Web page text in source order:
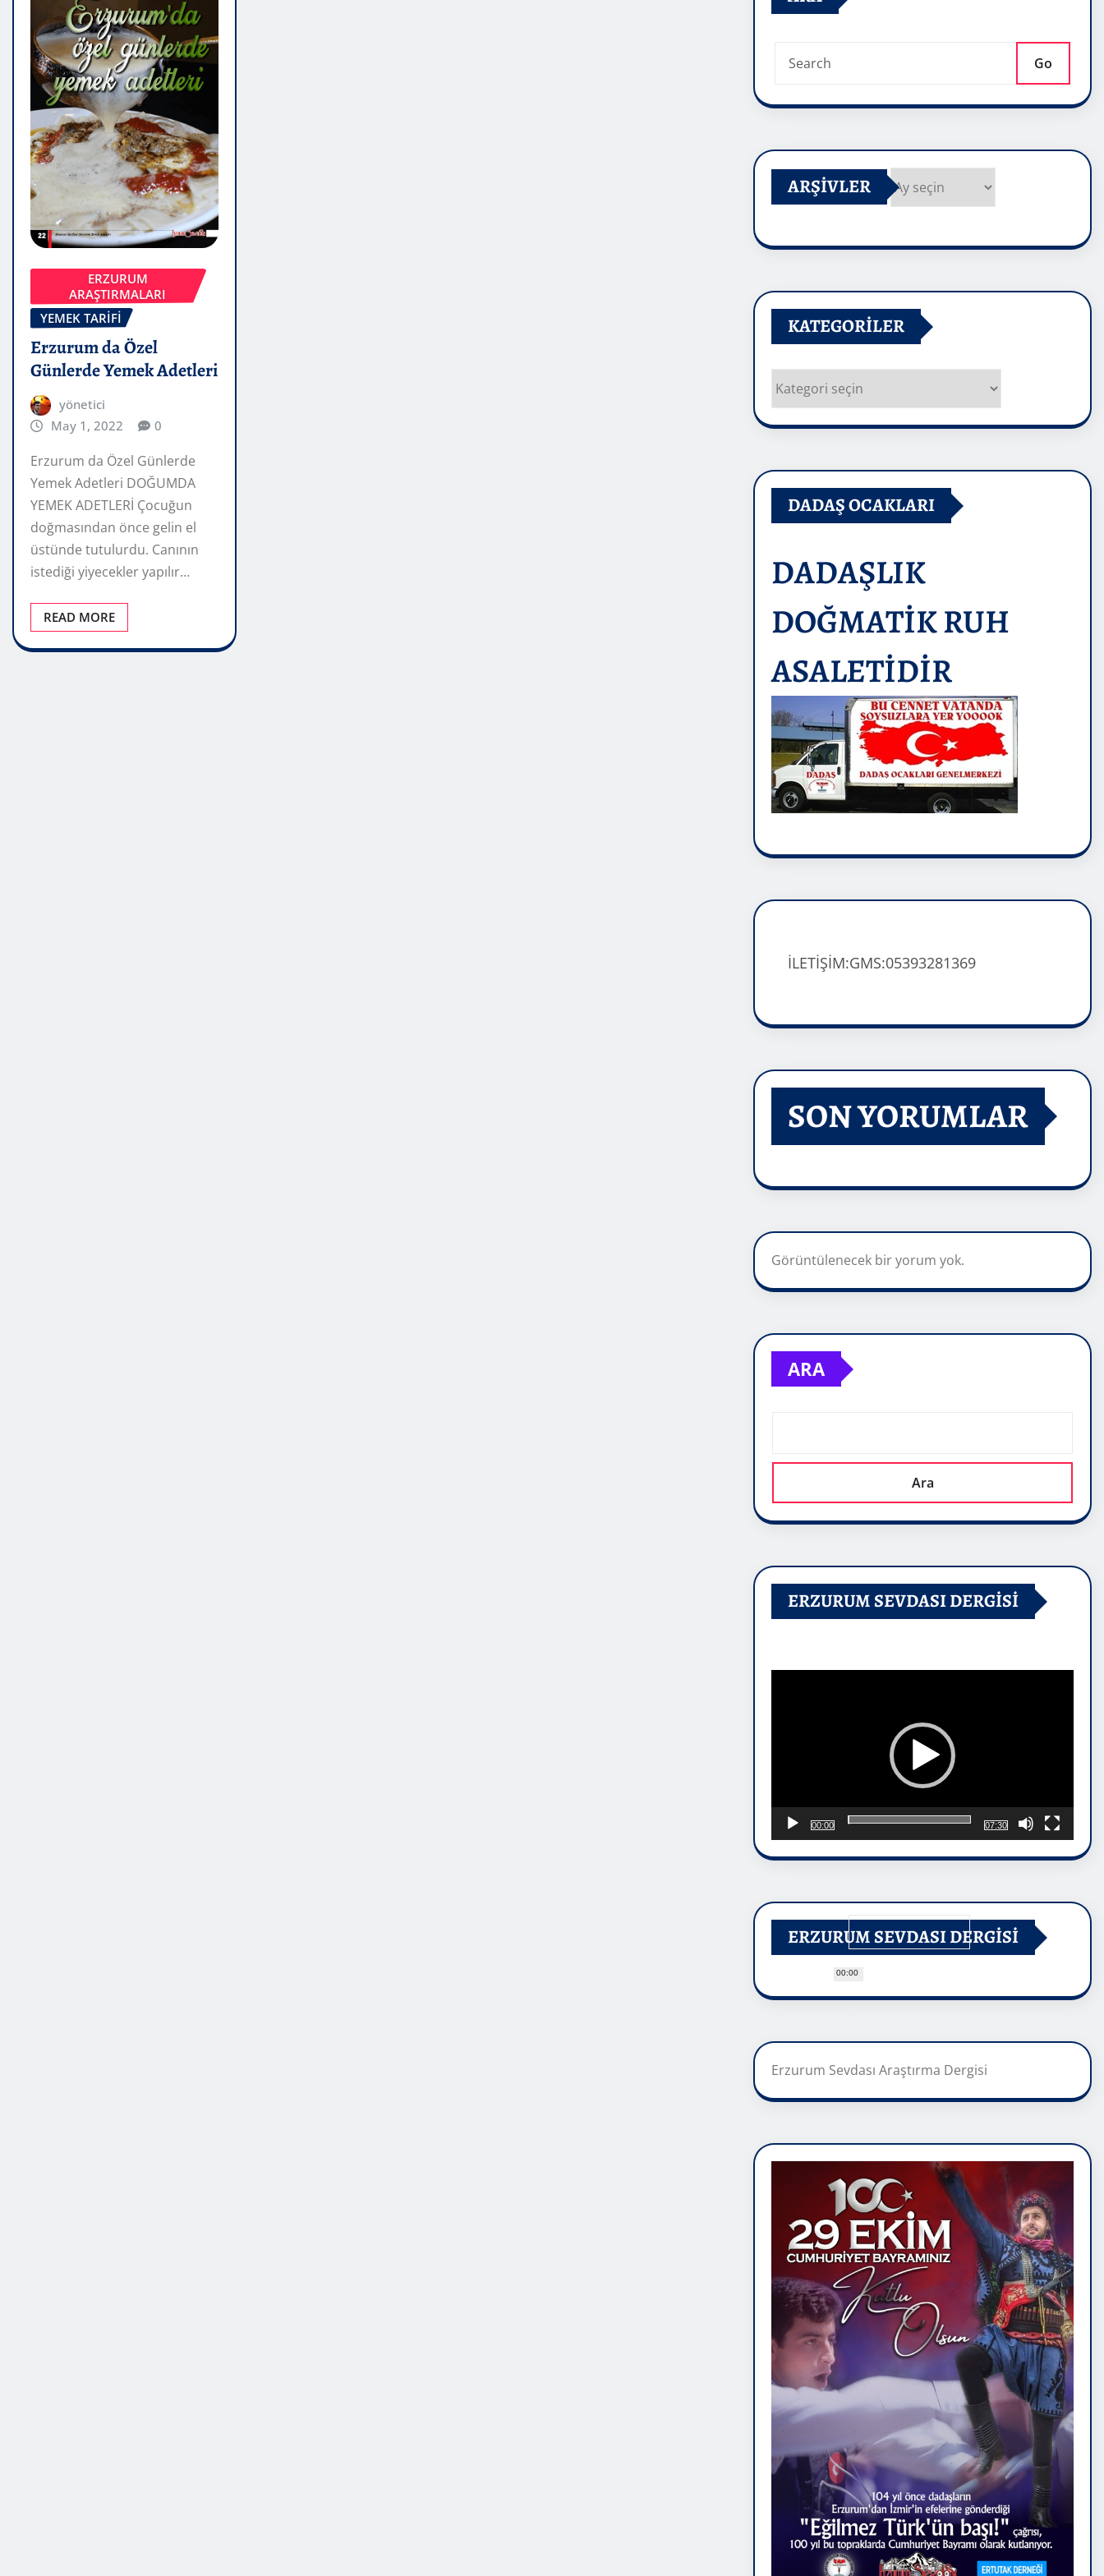
ERZURUM
ARAŞTIRMALARI
YEMEK TARIFI
Erzurum da Özel
Günlerde Yemek Adetleri
yönetici
May 1, 2022
0
Erzurum da Özel Günlerde
Yemek Adetleri DOĞUMDA
YEMEK ADETLERİ Çocuğun
doğmasından önce gelin el
üstünde tutulurdu. Canının
istediği yiyecekler yapılır…
READ MORE
Go
ARŞIVLER
KATEGORILER
Kategoriler
DADAŞ OCAKLARI
DADAŞLIK
DOĞMATİK RUH
ASALETİDİR
İLETİŞİM:GMS:05393281369
SON YORUMLAR
Görüntülenecek bir yorum yok.
ARA
Ara
ERZURUM SEVDASI DERGİSİ
00:00
00:00
07:30
ERZURUM SEVDASI DERGİSİ
Erzurum Sevdası Araştırma Dergisi